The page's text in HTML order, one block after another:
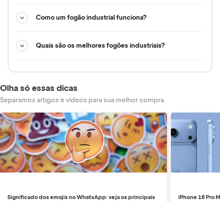
Como um fogão industrial funciona?
Quais são os melhores fogões industriais?
Olha só essas dicas
Separamos artigos e vídeos para sua melhor compra
Significado dos emojis no WhatsApp: veja os principais iPhone 18 Pro